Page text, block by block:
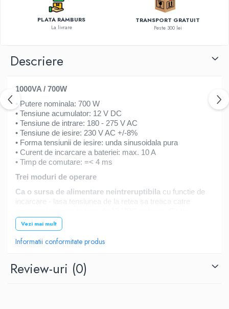
PLATA RAMBURS
La livrare
TRANSPORT GRATUIT
Peste 300 lei
Descriere
1000VA / 700W
• Putere nominala: 700 W
• Tensiune acumulator: 12 V DC
• Tensiune de intrare: 180 - 275 V AC
• Tensiune de iesire: 230 V AC +/-8%
• Forma tensiunii de iesire: unda sinusoidala pura
• Curent de incarcare a bateriei: max. 10 A
• Timp de comutare: =< 4 ms
Trei moduri de operare
Ca o sursa de alimentare neintreruptibila cu functie de
incarcare - lasa tensiunea de la retea sa treaca catre
redresor
- incarca bateria externa (dispozitivul trebuie sa
fie conectat la sursa de alimentare 230V AC).
invertor -converteste tensiunea de 12V DC de la bateria
UPS Utilizare
Vezi mai mult
Informatii conformitate produs
Review-uri (0)